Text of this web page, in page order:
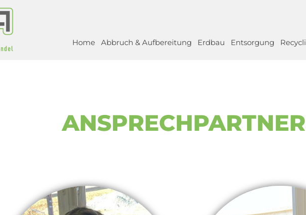
Home Abbruch & Aufbereitung Erdbau Entsorgung
ANSPRECHPARTNER